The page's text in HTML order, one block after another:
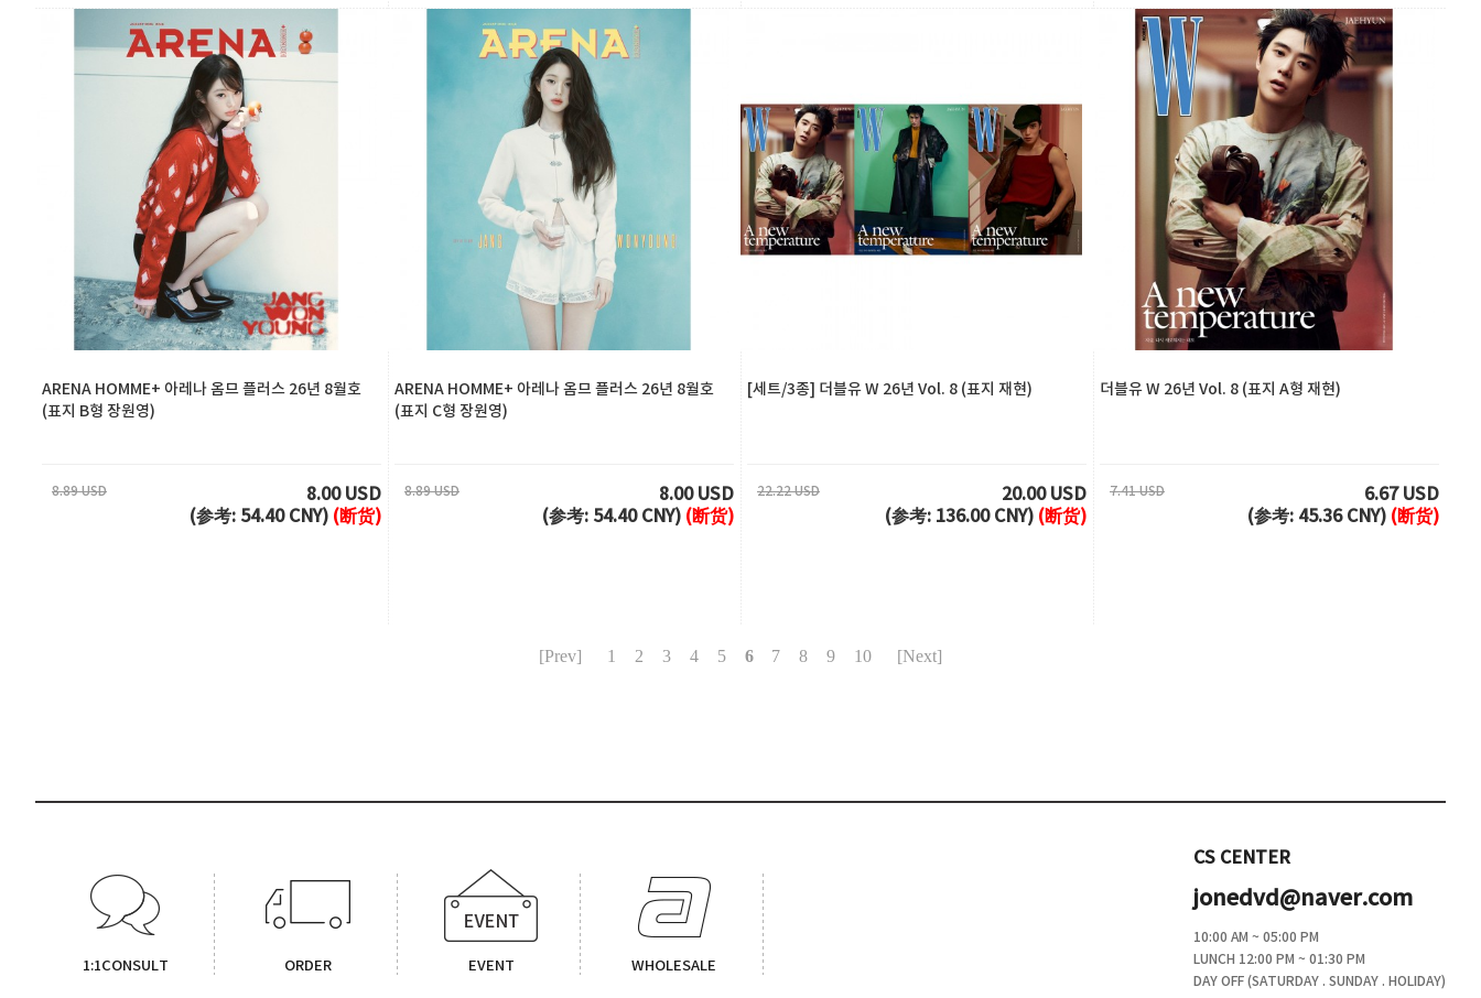
ARENA HOMME+ 아레나 옴므 플러스 26년 8월호
(표지 B형 장원영)
8.89 USD
8.00 USD
(参考: 54.40 CNY) (断货)
ARENA HOMME+ 아레나 옴므 플러스 26년 8월호
(표지 C형 장원영)
8.89 USD
8.00 USD
(参考: 54.40 CNY) (断货)
[세트/3종] 더블유 W 26년 Vol. 8 (표지 재현)
22.22 USD
20.00 USD
(参考: 136.00 CNY) (断货)
더블유 W 26년 Vol. 8 (표지 A형 재현)
7.41 USD
6.67 USD
(参考: 45.36 CNY) (断货)
[Prev] 1 2 3 4 5 6 7 8 9 10 [Next]
1:1CONSULT ORDER EVENT WHOLESALE
CS CENTER
jonedvd@naver.com
10:00 AM ~ 05:00 PM
LUNCH 12:00 PM ~ 01:30 PM
DAY OFF (SATURDAY . SUNDAY . HOLIDAY)